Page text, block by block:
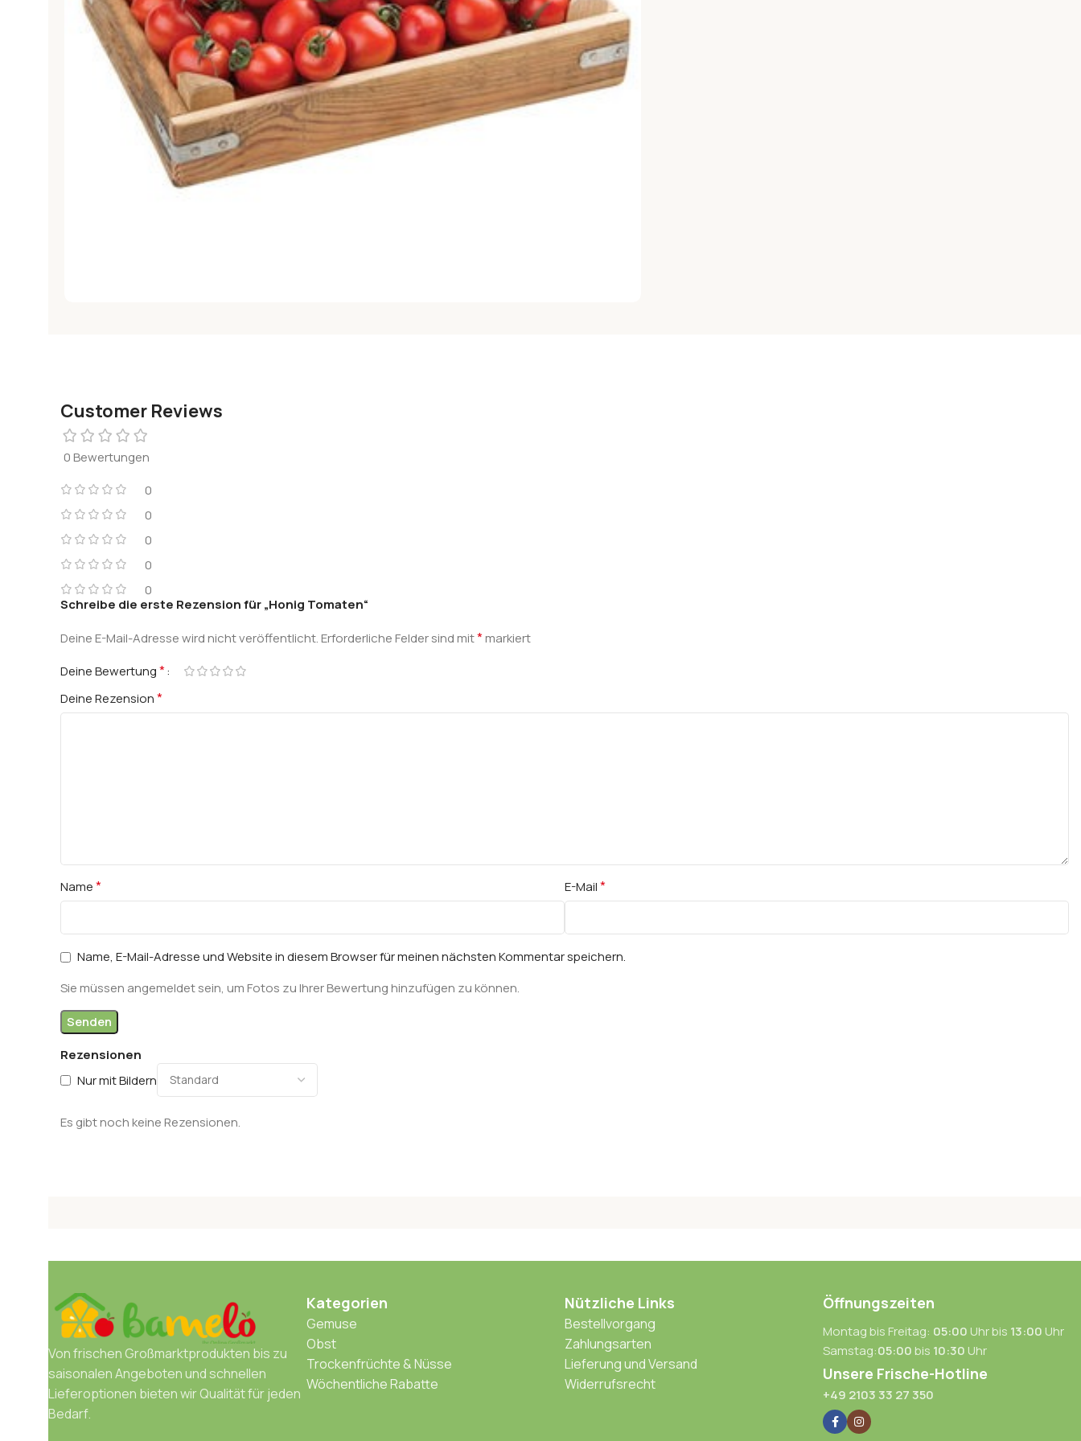
Customer Reviews
0 Bewertungen
0
0
0
0
0
Rezensionen
Nur mit Bildern
Es gibt noch keine Rezensionen.
Schreibe die erste Rezension für „Honig Tomaten“
Deine E-Mail-Adresse wird nicht veröffentlicht.Erforderliche Felder sind mit*markiert
Deine Bewertung*
Deine Rezension*
Name* E-Mail*
Name, E-Mail-Adresse und Website in diesem Browser für meinen nächsten Kommentar speichern.
Sie müssen angemeldet sein, um Fotos zu Ihrer Bewertung hinzufügen zu können.
Von frischen Großmarktprodukten bis zu
saisonalen Angeboten und schnellen
Lieferoptionen bieten wir Qualität für jeden
Bedarf.
Kategorien
Gemuse
Obst
Trockenfrüchte & Nüsse
Wöchentliche Rabatte
Nützliche Links
Bestellvorgang
Zahlungsarten
Lieferung und Versand
Widerrufsrecht
Öffnungszeiten
Montag bis Freitag: 05:00 Uhr bis 13:00 Uhr
Samstag:05:00bis 10:30 Uhr
Unsere Frische-Hotline
+49 2103 33 27 350